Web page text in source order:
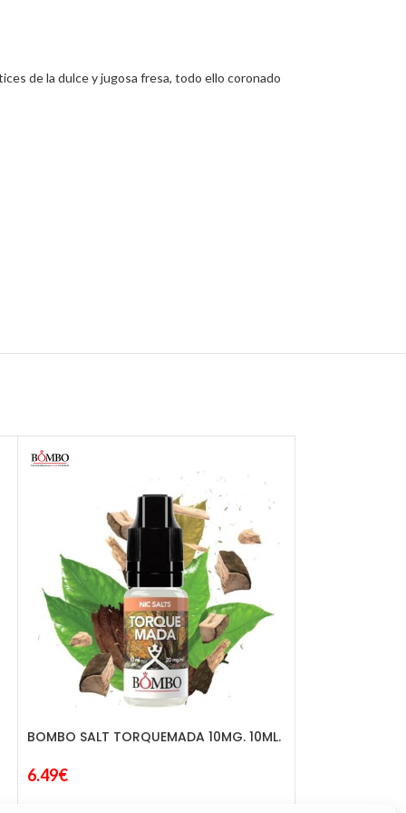
de la dulce y jugosa fresa, todo ello coronado
BOMBO SALT TORQUEMADA 10MG. 10ML.
6.49€